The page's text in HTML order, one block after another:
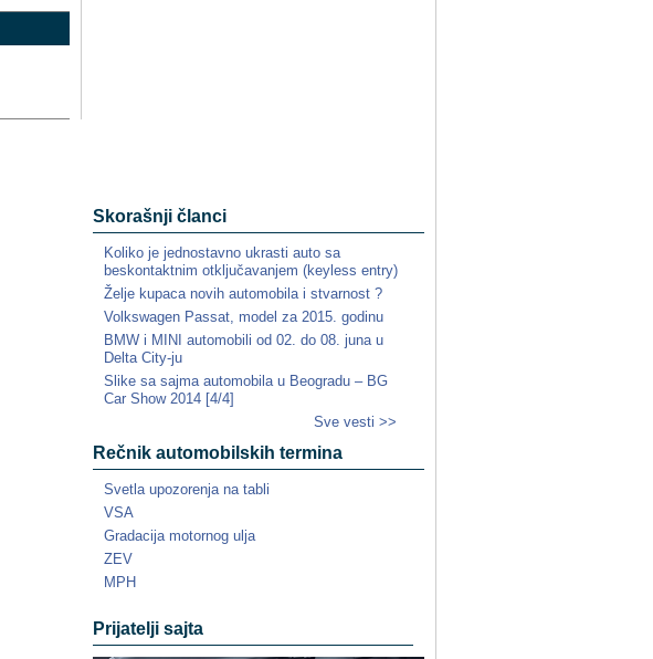
Skorašnji članci
Koliko je jednostavno ukrasti auto sa
beskontaktnim otključavanjem (keyless entry)
Želje kupaca novih automobila i stvarnost ?
Volkswagen Passat, model za 2015. godinu
BMW i MINI automobili od 02. do 08. juna u
Delta City-ju
Slike sa sajma automobila u Beogradu – BG
Car Show 2014 [4/4]
Sve vesti >>
Rečnik automobilskih termina
Svetla upozorenja na tabli
VSA
Gradacija motornog ulja
ZEV
MPH
Prijatelji sajta